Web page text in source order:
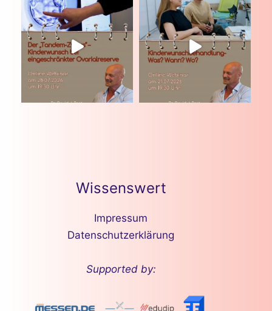
Wissenswert
Impressum
Datenschutzerklärung
Supported by: